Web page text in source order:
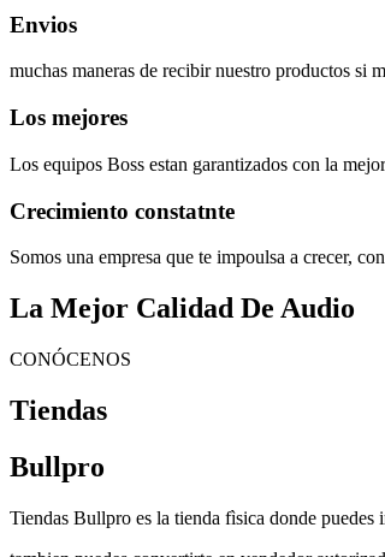
Envios
muchas maneras de recibir nuestro productos si
Los mejores
Los equipos Boss estan garantizados con la
Crecimiento constatnte
Somos una empresa que te impoulsa a crecer,
La Mejor Calidad De Audio
CONÓCENOS
Tiendas
Bullpro
Tiendas Bullpro es la tienda fìsica donde puedes